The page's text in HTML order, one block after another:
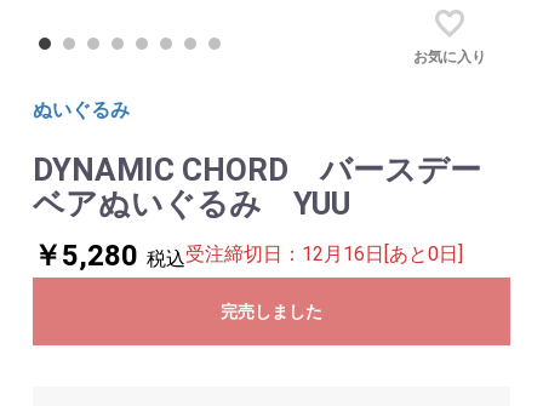
お気に入り
ぬいぐるみ
DYNAMIC CHORD バースデー
ベアぬいぐるみ YUU
￥5,280 税込受注締切日：12月16日[あと0日]
完売しました